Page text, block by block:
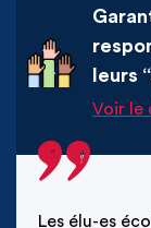
leurs
Voir le
Les élu-es